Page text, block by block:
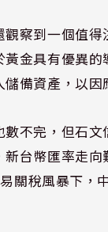
察到一個值
金具有優異
備資產，以
不完，但石
台幣匯率走
關稅風暴下，